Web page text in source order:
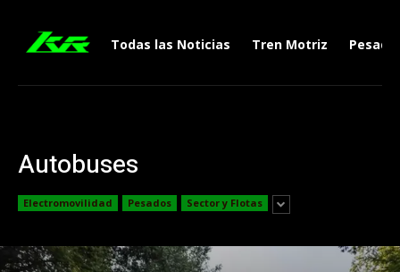
Todas las Noticias Tren Motriz
Autobuses
Electromovilidad Pesados Sector y Flotas